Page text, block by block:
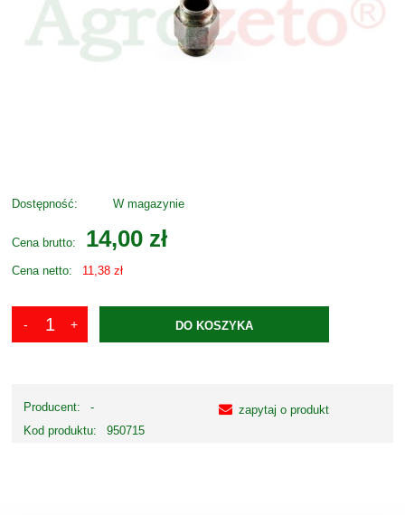
Dostępność: W magazynie
Cena brutto: 14,00 zł
Cena netto: 11,38 zł
DO KOSZYKA
Producent:
-
Kod produktu:
950715
zapytaj o produkt